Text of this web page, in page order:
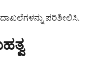
ಪರಿಶೀಲಿಸಿ.